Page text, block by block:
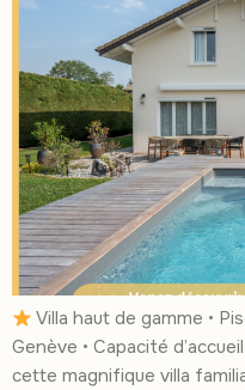
Villa haut de gamme •
Genève • Capacité
cette magnifique villa